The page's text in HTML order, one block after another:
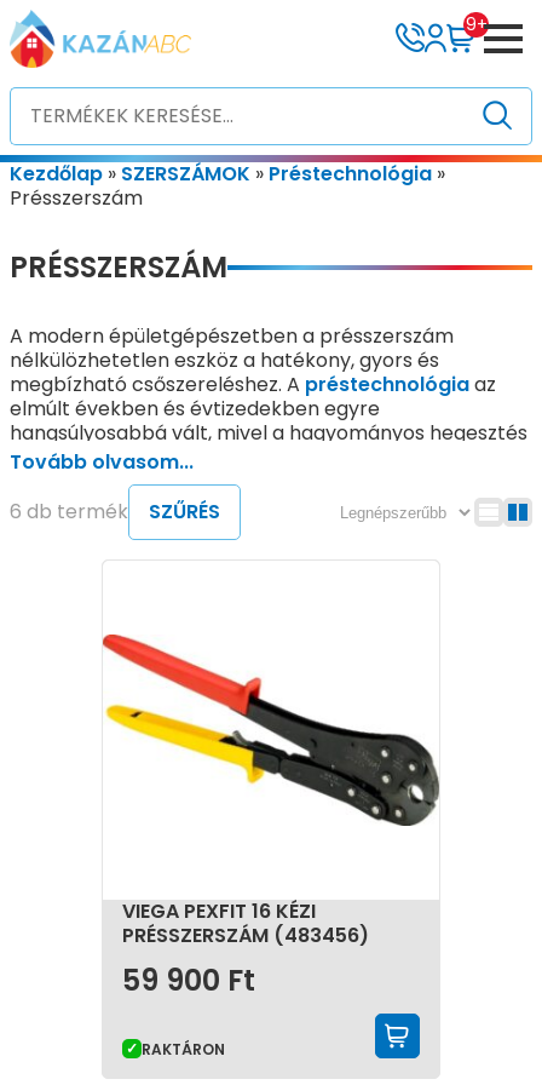
9+
Kezdőlap » SZERSZÁMOK » Préstechnológia »
Présszerszám
PRÉSSZERSZÁM
A modern épületgépészetben a présszerszám
nélkülözhetetlen eszköz a hatékony, gyors és
megbízható csőszereléshez. A préstechnológiaaz
elmúlt években és évtizedekben egyre
hangsúlyosabbá vált, mivel a hagyományos hegesztés
vagy forrasztás helyett a préselési eljárás jelentős idő-
és költségmegtakarítást tesz lehetővé. Emellett növeli
a kötés minőségét és tartósságát, hosszú távon
biztosítva a rendszer megbízhatóságát és stabil
működését.
legmegfelelőbbet választhassák. Ezek a szerszámok
többféle kivitelben jelennek meg a gyakorlatban,
alkalmazkodva a munkafolyamat igényeihez, a
szerelési helyszín adottságaihoz és az anyagok
Elsősorban kisebb átmérőjű csövekhez és könnyű
mechanikus meghajtást, így különösen alkalmasak
kisebb javításokhoz és kiegészítő munkákhoz. Ezek az
eszközök strapabíróak, és kevés karbantartást
igényelnek, ami megkönnyíti hosszú távú
használatukat.
AKKUMULÁTOROS PRÉSGÉPEK
A leggyakoribb választás a mindennapi szerelési
Tovább olvasom...
6 db termék
SZŰRÉS
VIEGA PEXFIT 16 KÉZI
PRÉSSZERSZÁM (483456)
59 900 Ft
RAKTÁRON